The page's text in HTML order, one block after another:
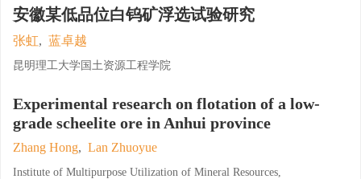
安徽某低品位白钨矿浮选试验研究
张虹, 蓝卓越
昆明理工大学国土资源工程学院
Experimental research on flotation of a low-
grade scheelite ore in Anhui province
Zhang Hong, Lan Zhuoyue
Institute of Multipurpose Utilization of Mineral Resources,